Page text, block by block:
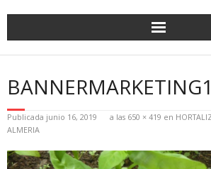
BANNERMARKETING1
Publicada junio 16, 2019 a las 650 × 419 en
ALMERIA